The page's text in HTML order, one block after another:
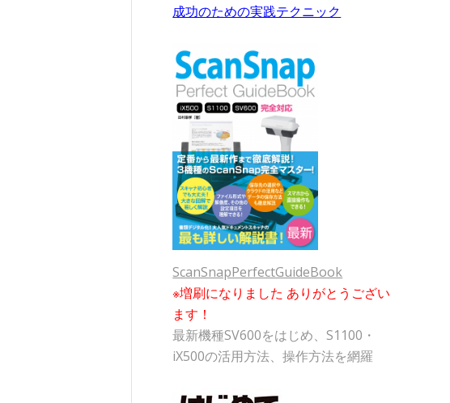
成功のための実践テクニック
ScanSnapPerfectGuideBook
※増刷になりました ありがとうござい
ます！
最新機種SV600をはじめ、S1100・
iX500の活用方法、操作方法を網羅